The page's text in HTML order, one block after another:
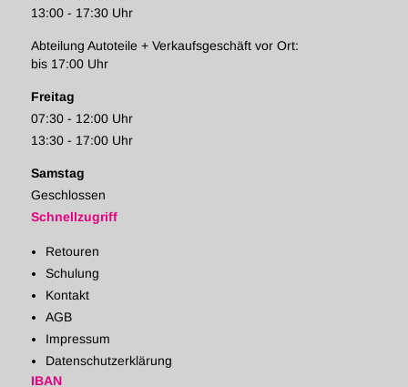
13:00 - 17:30 Uhr
Abteilung Autoteile + Verkaufsgeschäft vor Ort:
bis 17:00 Uhr
Freitag
07:30 - 12:00 Uhr
13:30 - 17:00 Uhr
Samstag
Geschlossen
Schnellzugriff
Retouren
Schulung
Kontakt
AGB
Impressum
Datenschutzerklärung
IBAN